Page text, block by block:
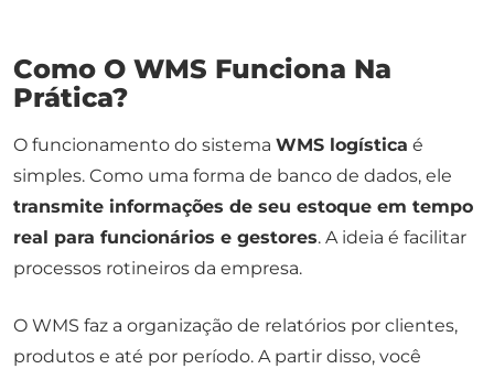
Como O WMS Funciona Na
Prática?
O funcionamento do sistema WMS logística é
simples. Como uma forma de banco de dados, ele
transmite informações de seu estoque em tempo
real para funcionários e gestores. A ideia é facilitar
processos rotineiros da empresa.
O WMS faz a organização de relatórios por clientes,
produtos e até por período. A partir disso, você